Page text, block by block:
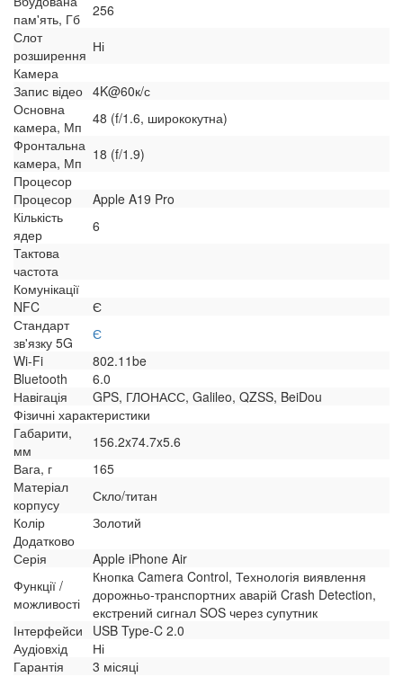
пам'ять, Гб
256
Слот
розширення Ні
Камера
Запис відео 4K@60к/с
Основна
камера, Мп
48 (f/1.6, ширококутна)
Фронтальна
камера, Мп
18 (f/1.9)
Процесор
Процесор
Apple A19 Pro
Кількість
ядер
6
Тактова
частота
Комунікації
NFC
Є
Стандарт
зв'язку 5G
Є
Wi-Fi
802.11be
Bluetooth
6.0
Навігація
GPS, ГЛОНАСС, Galileo, QZSS, BeiDou
Фізичні характеристики
Габарити,
мм
156.2x74.7x5.6
Вага, г
165
Матеріал
корпусу
Скло/титан
Колір
Золотий
Додатково
Серія
Apple iPhone Air
Функції /
можливості
Кнопка Camera Control, Технологія виявлення
дорожньо-транспортних аварій Crash Detection,
екстрений сигнал SOS через супутник
Інтерфейси
USB Type-C 2.0
Аудіовхід
Ні
Гарантія
3 місяці